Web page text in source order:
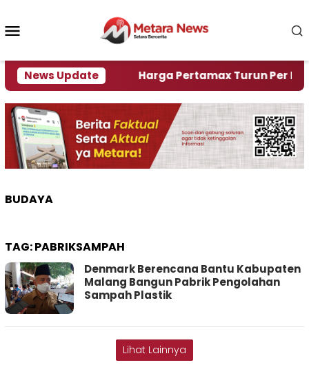
konten
News Update
Krisi Air Harga Pertamax Turun Per Hari Ini,
BUDAYA
TAG:PABRIKSAMPAH
Denmark Berencana Bantu Kabupaten
Malang Bangun Pabrik Pengolahan
Sampah Plastik
Lihat Lainnya